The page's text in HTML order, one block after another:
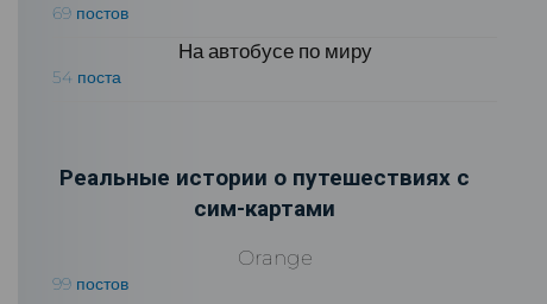
69 постов
На автобусе по миру
54 поста
Реальные истории о путешествиях с
сим-картами
Orange
99 постов